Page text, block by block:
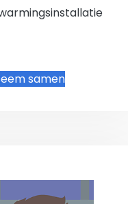
samen